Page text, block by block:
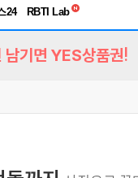
24
독서유형검사
남기면 YES상품권!